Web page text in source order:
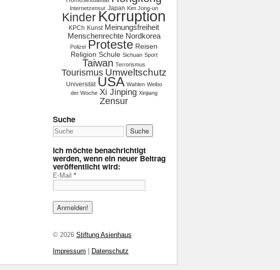
Internetzensur Japan Kim Jong-un
KinderKorruption
KPCh Kunst Meinungsfreiheit
Menschenrechte Nordkorea
Polizei Proteste Reisen
Religion Schule Sichuan Sport
Taiwan Terrorismus
Tourismus Umweltschutz
Universität USA Wahlen Weibo
der Woche Xi Jinping Xinjiang
Zensur
Suche
Ich möchte benachrichtigt
werden, wenn ein neuer Beitrag
veröffentlicht wird:
E-Mail *
© 2026 Stiftung Asienhaus
Impressum Datenschutz